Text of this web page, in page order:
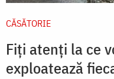
CĂSĂTORIE
Fiți atenți la ce
exploatează